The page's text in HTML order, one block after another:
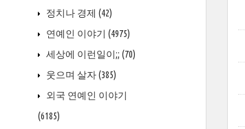
정치나 경제 (42)
연예인 이야기 (4975)
세상에 이런일이;; (70)
웃으며 살자(385)
외국 연예인 이야기
(6185)